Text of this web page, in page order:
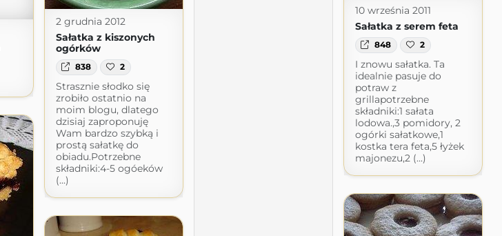
10 września 2011
Sałatka z serem feta
848 2
I znowu sałatka. Ta
idealnie pasuje do
potraw z
grillapotrzebne
składniki:1 sałata
lodowa.,3 pomidory, 2
ogórki sałatkowe,1
kostka tera feta,5 łyżek
majonezu,2 (...)
2 grudnia 2012
Sałatka z kiszonych
ogórków
838 2
Strasznie słodko się
zrobiło ostatnio na
moim blogu, dlatego
dzisiaj zaproponuję
Wam bardzo szybką i
prostą sałatkę do
obiadu.Potrzebne
składniki:4-5 ogóeków
(...)